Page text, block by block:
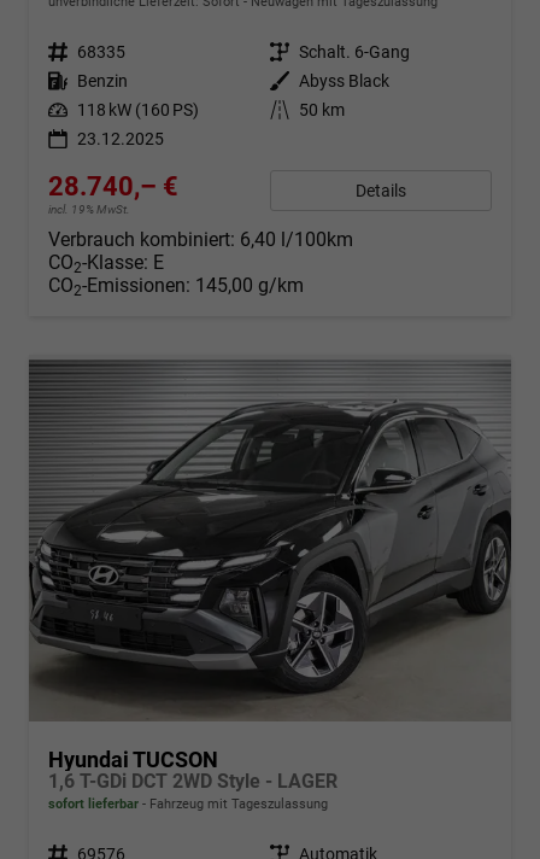
Fahrzeugnr. 68335 Getriebe Schalt. 6-Gang
Kraftstoff Benzin Außenfarbe
Abyss Black
Leistung 118 kW (160 PS) Kilometerstand
50 km
23.12.2025
28.740,– €
incl. 19% MwSt.
Details
Verbrauch kombiniert: 6,40 l/100km
CO2-Klasse: E
CO2-Emissionen: 145,00 g/km
Hyundai TUCSON
1,6 T-GDi DCT 2WD Style - LAGER
sofort lieferbar Fahrzeug mit Tageszulassung
Fahrzeugnr. 69576 Getriebe Automatik